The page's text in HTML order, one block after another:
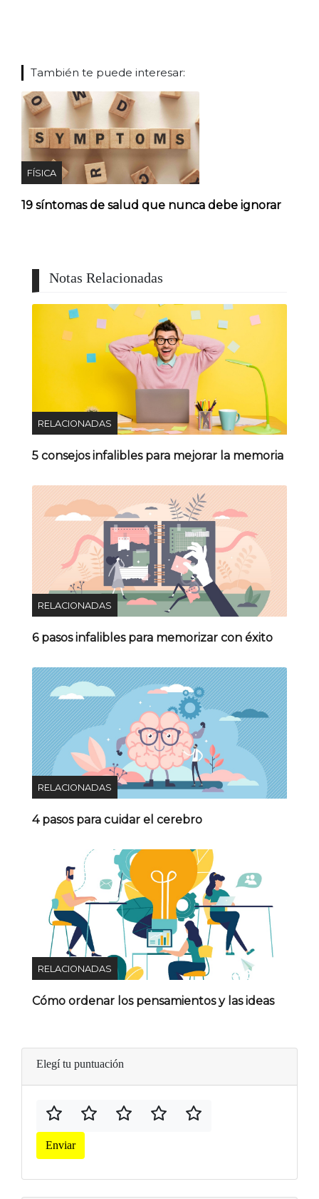
También te puede interesar:
FÍSICA
19 síntomas de salud que nunca debe ignorar
Notas Relacionadas
RELACIONADAS
5 consejos infalibles para mejorar la memoria
RELACIONADAS
6 pasos infalibles para memorizar con éxito
RELACIONADAS
4 pasos para cuidar el cerebro
RELACIONADAS
Cómo ordenar los pensamientos y las ideas
Elegí tu puntuación
Enviar